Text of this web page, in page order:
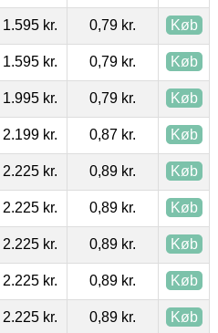
1.595 kr. 0,79 kr. Køb
1.595 kr. 0,79 kr. Køb
1.995 kr. 0,79 kr. Køb
2.199 kr. 0,87 kr. Køb
2.225 kr. 0,89 kr. Køb
2.225 kr. 0,89 kr. Køb
2.225 kr. 0,89 kr. Køb
2.225 kr. 0,89 kr. Køb
2.225 kr. 0,89 kr. Køb